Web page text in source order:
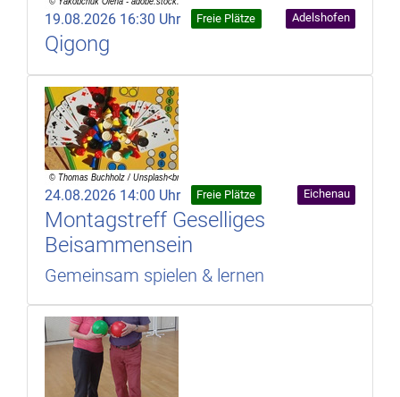
19.08.2026 16:30 Uhr Freie Plätze Adelshofen
Qigong
24.08.2026 14:00 Uhr Freie Plätze Eichenau
Montagstreff Geselliges
Beisammensein
Gemeinsam spielen & lernen